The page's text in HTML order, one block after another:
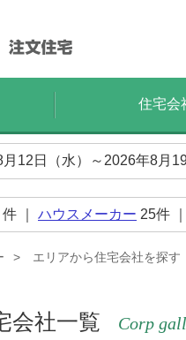
住宅会
12日（水）～2026年8月
件 ｜ ハウスメーカー 25件
エリアから住宅会社を探す
会社一覧 Corp